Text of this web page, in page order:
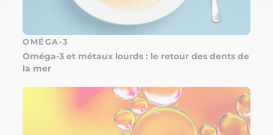
OMÉGA-3
Oméga-3 et métaux lourds : le retour des dents de
la mer